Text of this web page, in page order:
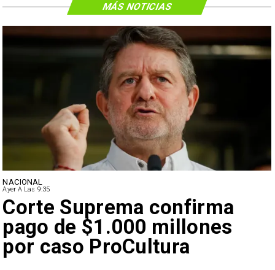
NACIONAL
Ayer A Las 9:35
Corte Suprema confirma
pago de $1.000 millones
por caso ProCultura
MÁS NOTICIAS